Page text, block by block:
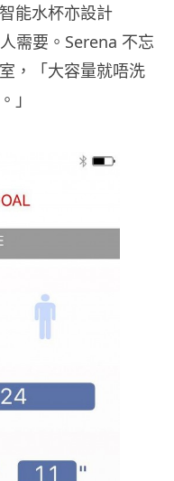
能水杯亦設計
需要。Serena 不忘
，「大容量就唔洗
」